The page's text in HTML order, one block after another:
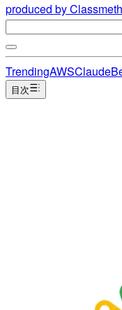
produced by
TrendingAWSClaude
目次